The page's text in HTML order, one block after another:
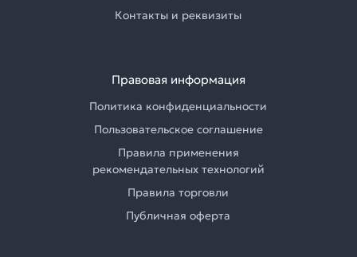
Контакты и реквизиты
Правовая информация
Политика конфиденциальности
Пользовательское соглашение
Правила применения
рекомендательных технологий
Правила торговли
Публичная оферта